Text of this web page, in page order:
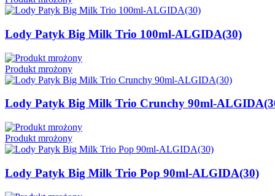
Lody Patyk Big Milk Trio 100ml-ALGIDA(30)
Produkt mrożony
Lody Patyk Big Milk Trio Crunchy 90ml-
Produkt mrożony
Lody Patyk Big Milk Trio Pop 90ml-ALGIDA(30)